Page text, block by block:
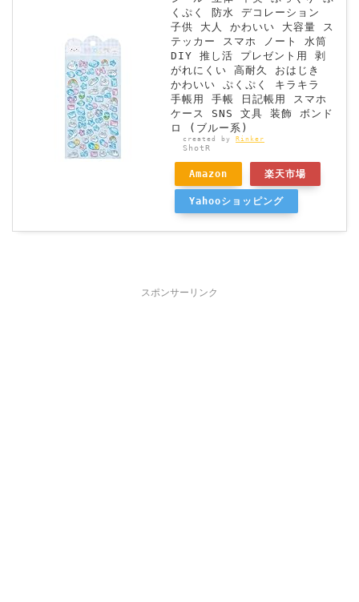
くぷく 防水 デコレーション
子供 大人 かわいい 大容量 ス
テッカー スマホ ノート 水筒
DIY 推し活 プレゼント用 剥
がれにくい 高耐久 おはじき
かわいい ぷくぷく キラキラ
手帳用 手帳 日記帳用 スマホ
ケース SNS 文具 装飾 ボンド
ロ (ブルー系)
created by Rinker
ShotR
Amazon 楽天市場
Yahooショッピング
スポンサーリンク